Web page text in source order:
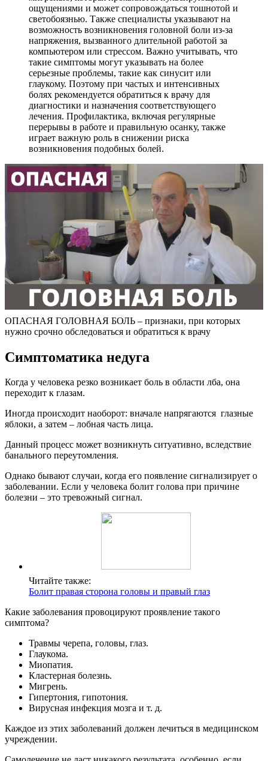
ощущениями и может сопровождаться тошнотой и
светобоязнью. Также специалисты указывают на
возможность возникновения головной боли из-за
напряжения, вызванного длительной работой за
компьютером или стрессом. Важно учитывать, что
такие симптомы могут указывать на более
серьезные проблемы, такие как синусит или
глаукому. Поэтому при частых и интенсивных
болях рекомендуется обратиться к врачу для
диагностики и назначения соответствующего
лечения. Профилактика, включая регулярные
перерывы в работе и правильную осанку, также
играет важную роль в снижении риска
возникновения подобных болей.
ОПАСНАЯ ГОЛОВНАЯ БОЛЬ – признаки, при которых
нужно срочно обследоваться и обратиться к врачу
Симптоматика недуга
Когда у человека резко возникает боль в области лба, она
переходит к глазам.
Иногда происходит наоборот: вначале напрягаются глазные
яблоки, а затем ­– лобная часть лица.
Данный процесс может возникнуть ситуативно, вследствие
банального переутомления.
Однако бывают случаи, когда его появление сигнализирует о
заболевании. Если у человека болит голова при причине
болезни – это тревожный сигнал.
Читайте также:
Болит правая сторона головы и правый глаз
Какие заболевания провоцируют проявление такого
симптома?
Травмы черепа, головы, глаз.
Глаукома.
Миопатия.
Кластерная болезнь.
Мигрень.
Гипертония, гипотония.
Вирусная инфекция мозга и т. д.
Каждое из этих заболеваний должен лечиться в медицинском
учреждении.